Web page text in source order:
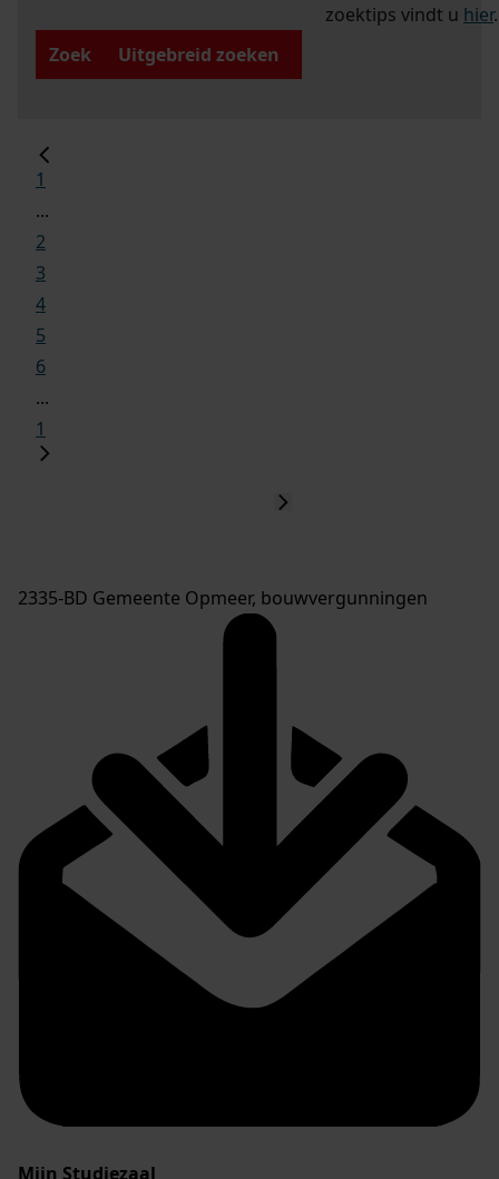
zoektips vindt u hier.
Zoek
Uitgebreid zoeken
1
...
2
3
4
5
6
...
1
2335-BD Gemeente Opmeer, bouwvergunningen
Mijn Studiezaal